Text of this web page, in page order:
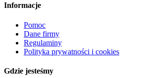
Informacje
Pomoc
Dane firmy
Regulaminy
Polityka prywatności i cookies
Gdzie jesteśmy